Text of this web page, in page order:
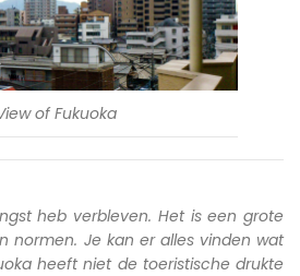
of Fukuoka
heb verbleven. Het is een grote
normen. Je kan er alles vinden wat
heeft niet de toeristische drukte